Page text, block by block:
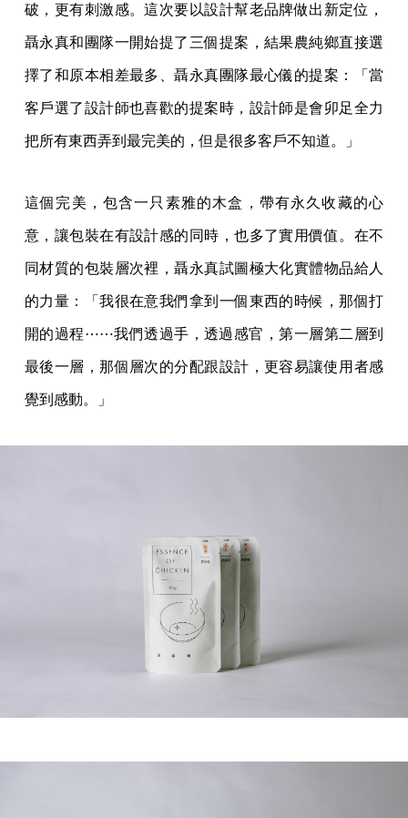
破，更有刺激感。這次要以設計幫老品牌做出新定位，
聶永真和團隊一開始提了三個提案，結果農純鄉直接選
擇了和原本相差最多、聶永真團隊最心儀的提案：「當
客戶選了設計師也喜歡的提案時，設計師是會卯足全力
把所有東西弄到最完美的，但是很多客戶不知道。」
這個完美，包含一只素雅的木盒，帶有永久收藏的心
意，讓包裝在有設計感的同時，也多了實用價值。在不
同材質的包裝層次裡，聶永真試圖極大化實體物品給人
的力量：「我很在意我們拿到一個東西的時候，那個打
開的過程⋯⋯我們透過手，透過感官，第一層第二層到
最後一層，那個層次的分配跟設計，更容易讓使用者感
覺到感動。」